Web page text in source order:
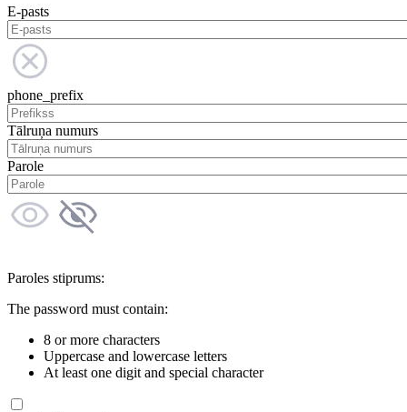
E-pasts
phone_prefix
Tālruņa numurs
Parole
Paroles stiprums:
The password must contain:
8 or more characters
Uppercase and lowercase letters
At least one digit and special character